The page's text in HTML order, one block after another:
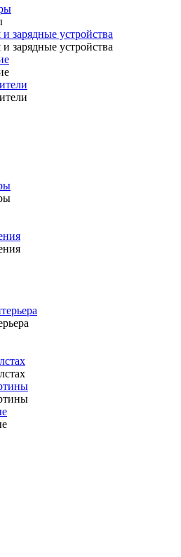
зарядные устройства
зарядные устройства